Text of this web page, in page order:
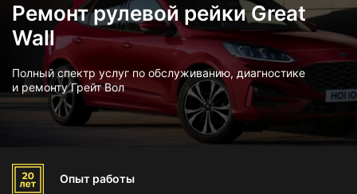
Ремонт рулевой рейки Great
Wall
Полный спектр услуг по обслуживанию, диагностике
и ремонту Грейт Вол
Опыт работы